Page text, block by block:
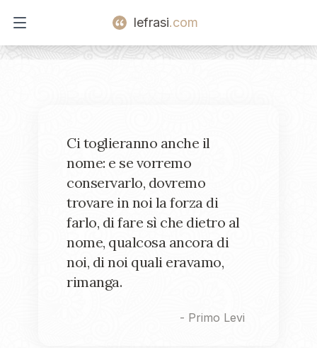
Open main menu
lefrasi.com
Ci toglieranno anche il
nome: e se vorremo
conservarlo, dovremo
trovare in noi la forza di
farlo, di fare sì che dietro al
nome, qualcosa ancora di
noi, di noi quali eravamo,
rimanga.
- Primo Levi